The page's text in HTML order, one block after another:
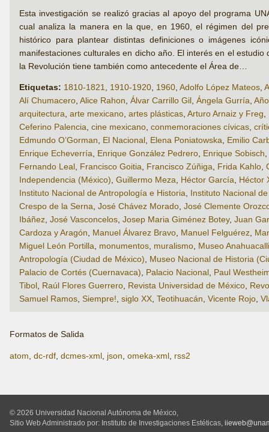
Esta investigación se realizó gracias al apoyo del programa
cual analiza la manera en la que, en 1960, el régimen del
histórico para plantear distintas definiciones o imágenes
manifestaciones culturales en dicho año. El interés en el
la Revolución tiene también como antecedente el Área de…
Etiquetas: 1810-1821, 1910-1920, 1960, Adolfo López Mateos,
Alí Chumacero, Alice Rahon, Álvar Carrillo Gil, Ángela Gurría,
arquitectura, arte mexicano, artes plásticas, Arturo Arnaiz y Freg,
Ceferino Palencia, cine mexicano, conmemoraciones cívicas,
Edmundo O’Gorman, El Nacional, Elena Poniatowska, Emilio
Enrique Echeverría, Enrique González Pedrero, Enrique Sobisch,
Fernando Leal, Francisco Goitia, Francisco Zúñiga, Frida Kahlo,
Independencia (México), Guillermo Meza, Héctor García, Héctor
Instituto Nacional de Antropología e Historia, Instituto Nacional
Crespo de la Serna, José Chávez Morado, José Clemente
Ibáñez, José Vasconcelos, Josep Maria Giménez Botey, Juan
Cardoza y Aragón, Manuel Álvarez Bravo, Manuel Felguérez,
Miguel León Portilla, monumentos, muralismo, Museo
Antropología (Ciudad de México), Museo Nacional de Historia
Palacio de Cortés (Cuernavaca), Palacio Nacional, Paul
Tibol, Raúl Flores Guerrero, Revista Universidad de México,
Samuel Ramos, Siempre!, siglo XX, Teotihuacán, Vicente Rojo,
Formatos de Salida
atom dc-rdf dcmes-xml json omeka-xml rss2
© 2026 Universidad Nacional Autónoma de México,
Sitio Web Administrado por: Instituto de Investigaciones Estéticas,